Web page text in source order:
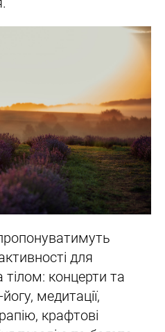
для
концерти та
медитації,
крафтові